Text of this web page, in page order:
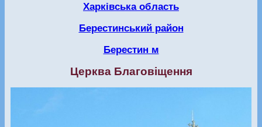
Харківська область
Берестинський район
Берестин м
Церква Благовіщення